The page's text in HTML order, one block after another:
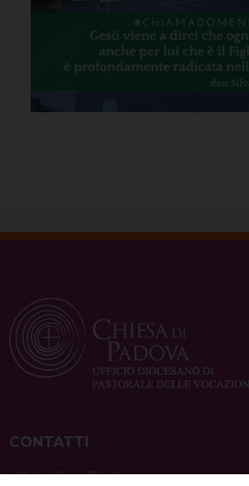
CONTATTI
ufficio: Casa Pio X